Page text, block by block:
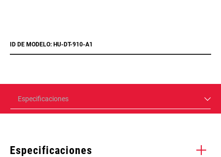
ID DE MODELO: HU-DT-910-A1
Especificaciones
Especificaciones